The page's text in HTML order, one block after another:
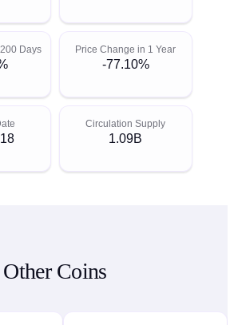
Days Price Change in 1 Year
-77.10%
Circulation Supply
1.09B
Other Coins